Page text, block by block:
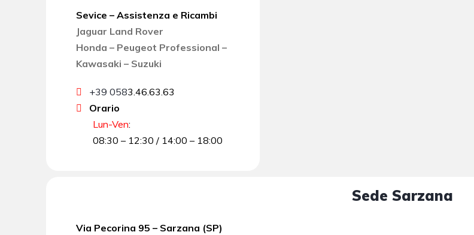
Sevice – Assistenza e Ricambi
Jaguar Land Rover
Honda – Peugeot Professional –
Kawasaki – Suzuki
+39 0583.46.63.63
Orario
Lun-Ven:
08:30 – 12:30 / 14:00 – 18:00
Sede Sarzana
Via Pecorina 95 – Sarzana (SP)